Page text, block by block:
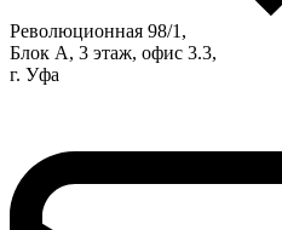
Революционная 98/1,
Блок А, 3 этаж, офис 3.3,
г. Уфа